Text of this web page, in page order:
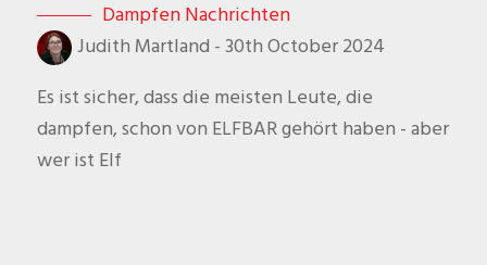
Dampfen Nachrichten
Judith Martland - 30th October 2024
Es ist sicher, dass die meisten Leute, die
dampfen, schon von ELFBAR gehört haben - aber
wer ist Elf